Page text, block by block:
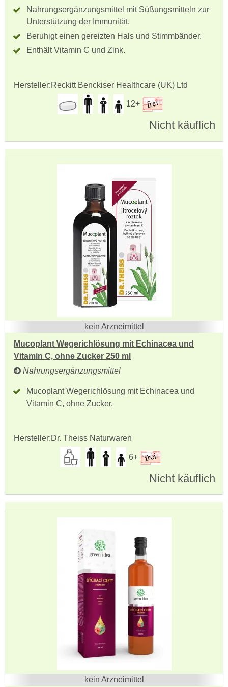
Nahrungsergänzungsmittel mit Süßungsmitteln zur
Unterstützung der Immunität.
Beruhigt einen gereizten Hals und Stimmbänder.
Enthält Vitamin C und Zink.
Hersteller:Reckitt Benckiser Healthcare (UK) Ltd
12+
Nicht käuflich
kein Arzneimittel
Mucoplant Wegerichlösung mit Echinacea und
Vitamin C, ohne Zucker 250 ml
Nahrungsergänzungsmittel
Mucoplant Wegerichlösung mit Echinacea und
Vitamin C, ohne Zucker.
Hersteller:Dr. Theiss Naturwaren
6+
Nicht käuflich
kein Arzneimittel